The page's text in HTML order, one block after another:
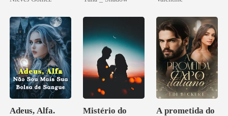
esposa
Adeus, Alfa.
Mistério do
A prometida do